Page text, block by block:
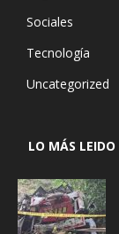
Sociales
Tecnología
Uncategorized
LO MÁS LEIDO